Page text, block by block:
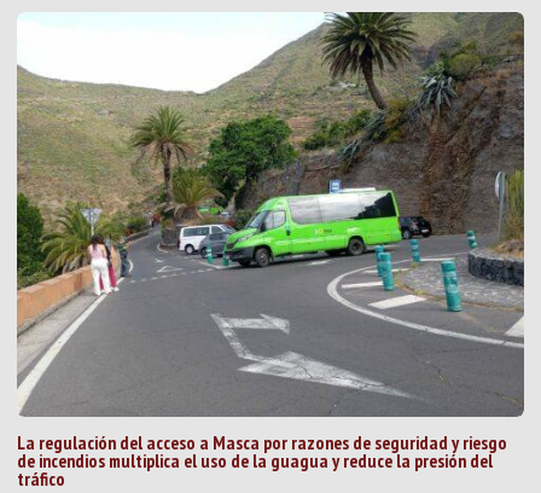
La regulación del acceso a Masca por razones de seguridad y riesgo
de incendios multiplica el uso de la guagua y reduce la presión del
tráfico